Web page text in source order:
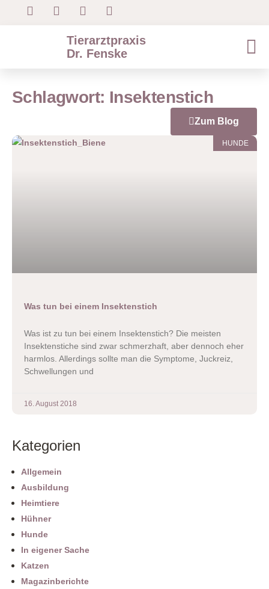
Tierarztpraxis
Dr. Fenske
Schlagwort: Insektenstich
Zum Blog
HUNDE
Was tun bei einem Insektenstich
Was ist zu tun bei einem Insektenstich? Die meisten
Insektenstiche sind zwar schmerzhaft, aber dennoch eher
harmlos. Allerdings sollte man die Symptome, Juckreiz,
Schwellungen und
16. August 2018
Kategorien
Allgemein
Ausbildung
Heimtiere
Hühner
Hunde
In eigener Sache
Katzen
Magazinberichte